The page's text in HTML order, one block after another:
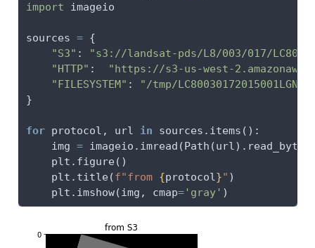
import imageio
sources = {
"S3" :
"s3://landsat-pds/L8/003/017/
"HTTP" :
"https://s3-us-west-
"FILESYSTEM" :
"/tmp/
}
for protocol, url in sources.items():
    img
=
    plt.figure()
    plt.title(
f"from {protocol}" )
    plt.imshow(img, cmap
='gray' )